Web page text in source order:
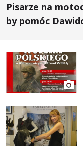
Pisarze na
by pomóc